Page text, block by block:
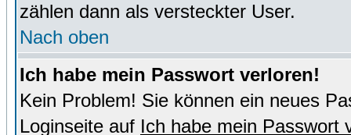
zählen dann als versteckter User.
Nach oben
Ich habe mein Passwort verloren!
Kein Problem! Sie können ein neues
Loginseite auf Ich habe mein Passwort